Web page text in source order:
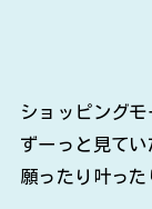
ショッピング
ずーっと見てい
願ったり叶った